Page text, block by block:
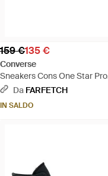
159 €135 €
Converse
Sneakers Cons One Star Pro
Mono - Marrone
Da FARFETCH
IN SALDO